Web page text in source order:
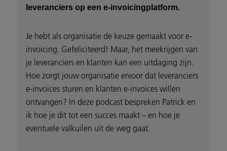
leveranciers op een e-invoicingplatform.
Je hebt als organisatie de keuze gemaakt voor e-
invoicing. Gefeliciteerd! Maar, het meekrijgen van
je leveranciers en klanten kan een uitdaging zijn.
Hoe zorgt jouw organisatie ervoor dat leveranciers
e-invoices sturen en klanten e-invoices willen
ontvangen? In deze podcast bespreken Patrick en
ik hoe je dit tot een succes maakt – en hoe je
eventuele valkuilen uit de weg gaat.